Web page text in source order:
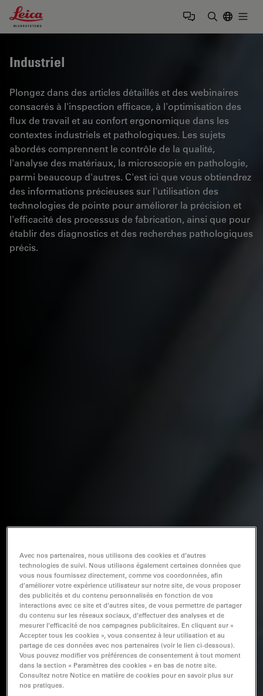
Leica Microsystems Logo
Industriel
Plongez dans des articles détaillés et des webinaires
consacrés à l'inspection efficace, à l'optimisation des
flux de travail et au confort ergonomique dans les
contextes industriels et pathologiques. Les sujets
abordés comprennent le contrôle de la qualité,
l'analyse des matériaux, la microscopie en pathologie,
parmi beaucoup d'autres. C'est ici que vous obtiendrez
des informations précieuses sur l'utilisation des
technologies de pointe pour améliorer la précision et
l'efficacité des processus de fabrication, ainsi que pour
établir des diagnostics et des recherches pathologiques
précis.
Avec nos partenaires, nous utilisons des cookies et d’autres
technologies de suivi. Nous utilisons également certaines données que
vous nous fournissez directement, comme vos coordonnées, afin
d’améliorer votre expérience utilisateur sur notre site, de vous proposer
des publicités et du contenu personnalisés en fonction de vos
interactions avec ce site et d’autres sites, de vous permettre de partager
du contenu sur les réseaux sociaux, d’effectuer des analyses et de
mesurer l’efficacité de nos campagnes publicitaires. En cliquant sur «
Accepter tous les cookies », vous consentez à leur utilisation et au
partage de ces données avec nos partenaires (voir le lien ci-dessous).
Vous pouvez modifier vos préférences de consentement à tout moment
dans la section « Paramètres des cookies » en bas de notre site.
Consultez notre Notice en matière de cookies pour en savoir plus sur
nos pratiques.